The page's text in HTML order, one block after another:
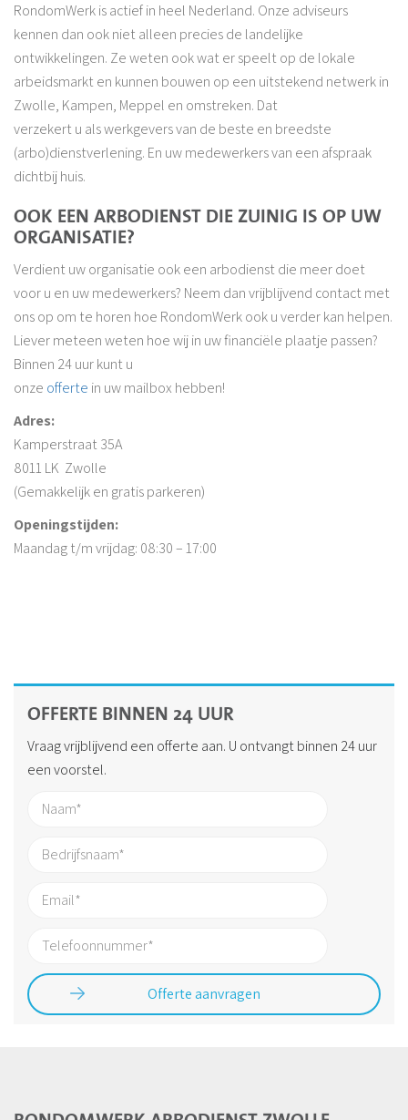
RondomWerk is actief in heel Nederland. Onze adviseurs
kennen dan ook niet alleen precies de landelijke
ontwikkelingen. Ze weten ook wat er speelt op de lokale
arbeidsmarkt en kunnen bouwen op een uitstekend netwerk in
Zwolle, Kampen, Meppel en omstreken. Dat
verzekert u als werkgevers van de beste en breedste
(arbo)dienstverlening. En uw medewerkers van een afspraak
dichtbij huis.
OOK EEN ARBODIENST DIE ZUINIG IS OP UW
ORGANISATIE?
Verdient uw organisatie ook een arbodienst die meer doet
voor u en uw medewerkers? Neem dan vrijblijvend contact met
ons op om te horen hoe RondomWerk ook u verder kan helpen.
Liever meteen weten hoe wij in uw financiële plaatje passen?
Binnen 24 uur kunt u
onze offerte in uw mailbox hebben!
Adres:
Kamperstraat 35A
8011 LK Zwolle
(Gemakkelijk en gratis parkeren)
Openingstijden:
Maandag t/m vrijdag: 08:30 – 17:00
OFFERTE BINNEN 24 UUR
Vraag vrijblijvend een offerte aan. U ontvangt binnen 24 uur
een voorstel.